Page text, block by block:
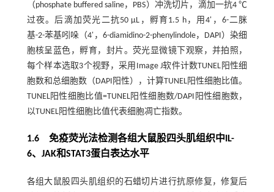
（phosphate buffered saline，PBS）冲洗切片，滴加一抗4 ℃
过夜。后滴加荧光二抗50 μL，孵育1.5 h，用4'，6-二脒
基-2-苯基吲哚（4'，6-diamidino-2-phenylindole，DAPI）染细
胞核呈蓝色，孵育，封片。荧光显微镜下观察，并拍照，
每个样本选取3个视野，采用Image J软件计数TUNEL阳性细
胞数和总细胞数（DAPI阳性），计算TUNEL阳性细胞比值。
TUNEL阳性细胞比值=TUNEL阳性细胞数/DAPI阳性细胞数，
以TUNEL阳性细胞比值代表细胞凋亡指数。
1.6 免疫荧光法检测各组大鼠股四头肌组织中IL-
6、JAK和STAT3蛋白表达水平
各组大鼠股四头肌组织的石蜡切片进行抗原修复，修复后